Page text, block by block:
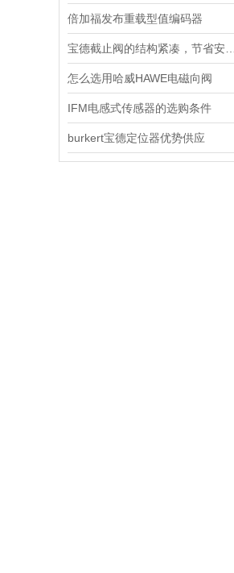
倍加福发布重载型值编码器
怎么选用哈威HAWE电磁向阀
IFM电感式传感器的选购条件
burkert宝德定位器优势供应